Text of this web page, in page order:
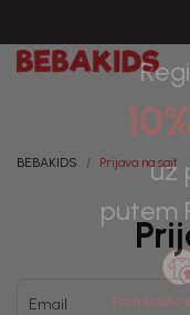
BEBAKIDS Prijava na sajt
Email
10%
putem